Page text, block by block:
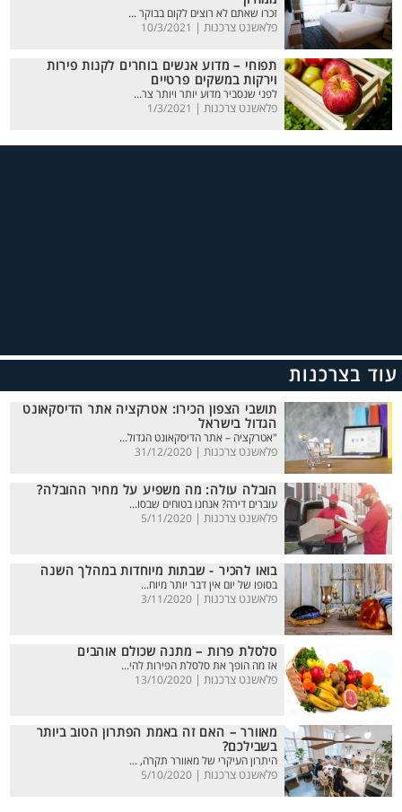
זכרו שאתם לא רוצים לקום בבוקר ...
פלאשנט צרכנות | 10/3/2021
תפוחי – מדוע אנשים בוחרים לקנות פירות
וירקות במשקים פרטיים
לפני שנסביר מדוע יותר ויותר צר...
פלאשנט צרכנות | 1/3/2021
עוד בצרכנות
תושבי הצפון הכירו: אטרקציה אתר הדיסקאונט
הגדול בישראל
"אטרקציה – אתר הדיסקאונט הגדול...
פלאשנט צרכנות | 31/12/2020
הובלה עולה: מה משפיע על מחיר ההובלה?
עוברים דירה? אנחנו בטוחים שבסו...
פלאשנט צרכנות | 5/11/2020
בואו להכיר - שבתות מיוחדות במהלך השנה
בסופו של יום אין דבר יותר מיוח...
פלאשנט צרכנות | 3/11/2020
סלסלת פרות – מתנה שכולם אוהבים
אז מה הופך את סלסלת הפירות להי...
פלאשנט צרכנות | 13/10/2020
מאוורר – האם זה באמת הפתרון הטוב ביותר
בשבילכם?
היתרון העיקרי של מאוורר תקרה, ...
פלאשנט צרכנות | 5/10/2020